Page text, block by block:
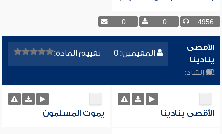
4956
0
0
المقيمين: 0 تقييم المادة:
الأقصى
ينادينا
إنشاد:
الأقصى ينادينا يموت المسلمون